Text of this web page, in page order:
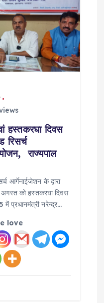
दिवस
रिसर्च
राज्यपाल
आर्गेनाईजेशन के द्वारा
को हस्तकरघा दिवस
में प्रधानमंत्री नरेन्द्र…
love